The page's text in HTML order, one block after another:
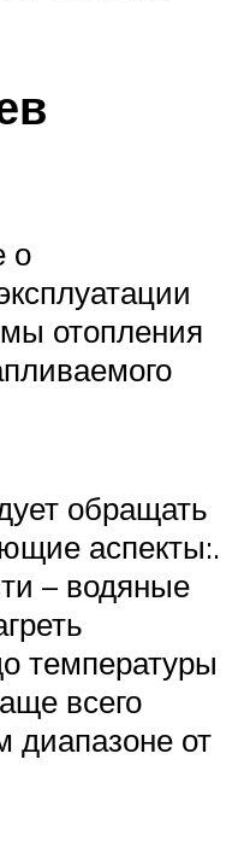
о
отопления
обращать
аспекты:.
– водяные
температуры
всего
диапазоне от